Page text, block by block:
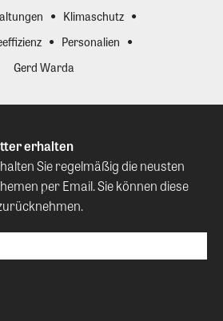
Klimaschutz
Personalien
Gerd Warda
erhalten
Sie regelmäßig die neusten
per Email. Sie können diese